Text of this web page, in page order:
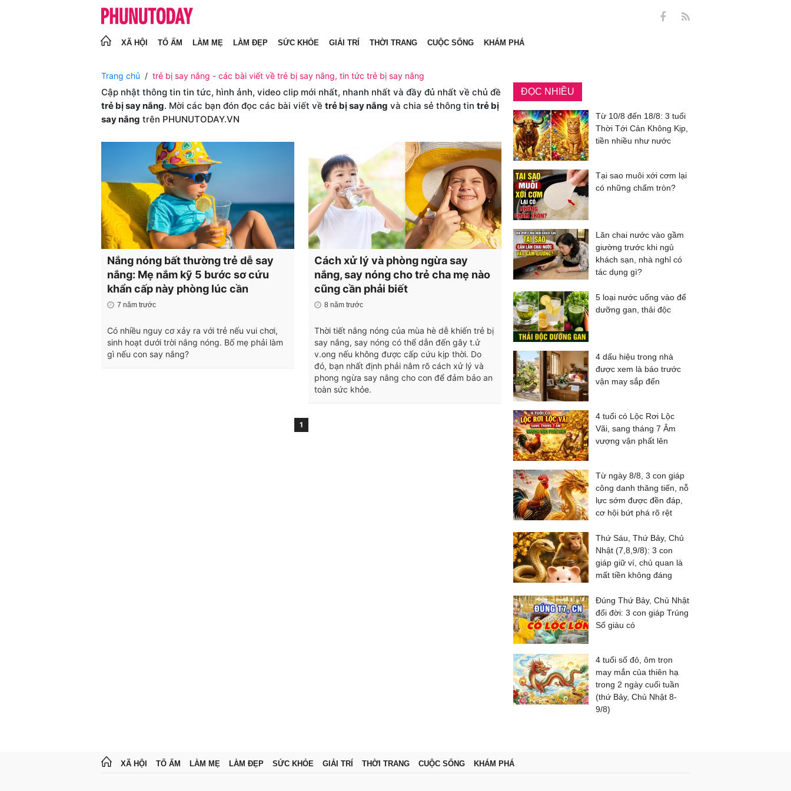
XÃ HỘI TỔ ẤM LÀM MẸ LÀM ĐẸP SỨC KHỎE GIẢI TRÍ THỜI TRANG CUỘC SỐNG KHÁM PHÁ
Trang chủ trẻ bị say nắng - các bài viết về trẻ bị say nắng, tin tức trẻ bị say nắng
Cập nhật thông tin tin tức, hình ảnh, video clip mới nhất, nhanh nhất và đầy đủ nhất về chủ đề
trẻ bị say nắng. Mời các bạn đón đọc các bài viết về trẻ bị say nắng và chia sẻ thông tin trẻ bị
say nắng trên PHUNUTODAY.VN
Nắng nóng bất thường trẻ dễ say
nắng: Mẹ nắm kỹ 5 bước sơ cứu
khẩn cấp này phòng lúc cần
7 năm trước
Có nhiều nguy cơ xảy ra với trẻ nếu vui chơi,
sinh hoạt dưới trời nắng nóng. Bố mẹ phải làm
gì nếu con say nắng?
Cách xử lý và phòng ngừa say
nắng, say nóng cho trẻ cha mẹ nào
cũng cần phải biết
8 năm trước
Thời tiết nắng nóng của mùa hè dễ khiến trẻ bị
say nắng, say nóng có thể dẫn đến gây t.ử
v.ong nếu không được cấp cứu kịp thời. Do
đó, bạn nhất định phải nắm rõ cách xử lý và
phong ngừa say nắng cho con để đảm bảo an
toàn sức khỏe.
1
ĐỌC NHIỀU
Từ 10/8 đến 18/8: 3 tuổi
Thời Tới Cản Không Kịp,
tiền nhiều như nước
Tại sao muôi xới cơm lại
có những chấm tròn?
Lăn chai nước vào gầm
giường trước khi ngủ
khách sạn, nhà nghỉ có
tác dụng gì?
5 loại nước uống vào để
dưỡng gan, thải độc
4 dấu hiệu trong nhà
được xem là báo trước
vận may sắp đến
4 tuổi có Lộc Rơi Lộc
Vãi, sang tháng 7 Âm
vượng vận phất lên
Từ ngày 8/8, 3 con giáp
công danh thăng tiến, nỗ
lực sớm được đền đáp,
cơ hội bứt phá rõ rệt
Thứ Sáu, Thứ Bảy, Chủ
Nhật (7,8,9/8): 3 con
giáp giữ ví, chủ quan là
mất tiền không đáng
Đúng Thứ Bảy, Chủ Nhật
đổi đời: 3 con giáp Trúng
Số giàu có
4 tuổi số đỏ, ôm trọn
may mắn của thiên hạ
trong 2 ngày cuối tuần
(thứ Bảy, Chủ Nhật 8-
9/8)
XÃ HỘI TỔ ẤM LÀM MẸ LÀM ĐẸP SỨC KHỎE GIẢI TRÍ THỜI TRANG CUỘC SỐNG KHÁM PHÁ